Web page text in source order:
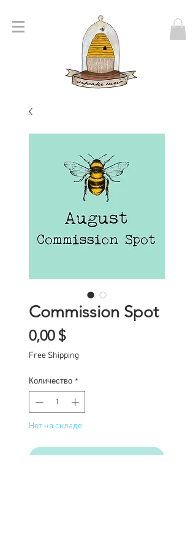
Commission Spot
0,00 $Цена
Free Shipping
Количество *
Нет на складе